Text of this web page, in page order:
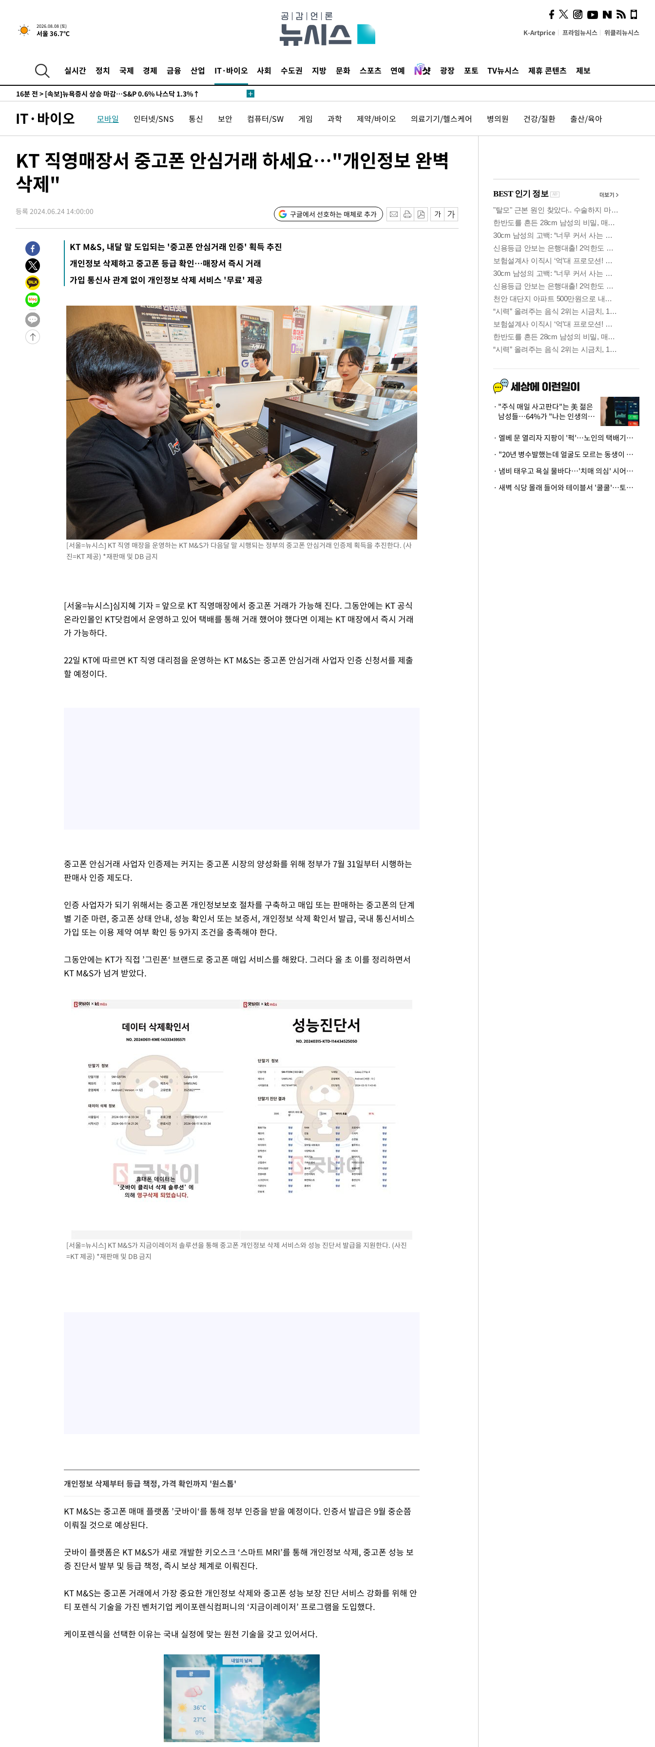
2026.08.08 (토)
서울 36.7℃ K-Artprice 프라임뉴시스 위클리뉴시스
실시간 정치 국제 경제 금융 산업 IT·바이오 사회 수도권 지방 문화 스포츠 연예 광장 포토 TV뉴시스 제휴 콘텐츠 제보
-25503초 전 >여수 오동도 해상서 모터보트 전복…1명 사망·1명 실종
-21730초 전 >극한폭염 한풀 꺾이지만…'낮 최고 35도' 무더위, 열대야 계속[다음
-17265초 전 >
[속보]'압수수색·성접대 논란' 축구협회 "실망과 걱정 안겨드려 죄
-5886초 전 >
16분 전 > [속보]뉴욕증시 상승 마감…S&P 0.6% 나스닥 1.3%↑
-28613초 전 > 선재도서 해루질 나섰다 실종 60대, 닷새 만에 숨진 채 발견
-26147초 전 >남자 농구, 나고야 아시안게임서 '홈팀' 일본과 한일전
-21750초 전 >극한폭염 한풀 꺾이지만…'낮 최고 35도' 무더위, 열대야 계속[다음
주 날씨]
-18768초 전 >축구협회 "압수수색·성접대 논란 사과…쇄신의 기회로 삼겠다"
-17285초 전 >
16분 전 > [속보]뉴욕증시 상승 마감…S&P 0.6% 나스닥 1.3%↑
IT·바이오 모바일 인터넷/SNS 통신 보안 컴퓨터/SW 게임 과학 제약/바이오 의료기기/헬스케어 병의원 건강/질환 출산/육아
KT 직영매장서 중고폰 안심거래 하세요…"개인정보 완벽
삭제"
등록 2024.06.24 14:00:00 구글에서 선호하는 매체로 추가
KT M&S, 내달 말 도입되는 '중고폰 안심거래 인증' 획득 추진
개인정보 삭제하고 중고폰 등급 확인…매장서 즉시 거래
가입 통신사 관계 없이 개인정보 삭제 서비스 '무료' 제공
[서울=뉴시스] KT 직영 매장을 운영하는 KT M&S가 다음달 말 시행되는 정부의 중고폰 안심거래 인증제 획득을 추진한다. (사
진=KT 제공) *재판매 및 DB 금지
[서울=뉴시스]심지혜 기자 = 앞으로 KT 직영매장에서 중고폰 거래가 가능해 진다. 그동안에는 KT 공식
온라인몰인 KT닷컴에서 운영하고 있어 택배를 통해 거래 했어야 했다면 이제는 KT 매장에서 즉시 거래
가 가능하다.
22일 KT에 따르면 KT 직영 대리점을 운영하는 KT M&S는 중고폰 안심거래 사업자 인증 신청서를 제출
할 예정이다.
중고폰 안심거래 사업자 인증제는 커지는 중고폰 시장의 양성화를 위해 정부가 7월 31일부터 시행하는
판매사 인증 제도다.
인증 사업자가 되기 위해서는 중고폰 개인정보보호 절차를 구축하고 매입 또는 판매하는 중고폰의 단계
별 기준 마련, 중고폰 상태 안내, 성능 확인서 또는 보증서, 개인정보 삭제 확인서 발급, 국내 통신서비스
가입 또는 이용 제약 여부 확인 등 9가지 조건을 충족해야 한다.
그동안에는 KT가 직접 ’그린폰‘ 브랜드로 중고폰 매입 서비스를 해왔다. 그러다 올 초 이를 정리하면서
KT M&S가 넘겨 받았다.
[서울=뉴시스] KT M&S가 지금이레이저 솔루션을 통해 중고폰 개인정보 삭제 서비스와 성능 진단서 발급을 지원한다. (사진
=KT 제공) *재판매 및 DB 금지
개인정보 삭제부터 등급 책정, 가격 확인까지 '원스톱'
KT M&S는 중고폰 매매 플랫폼 ’굿바이‘를 통해 정부 인증을 받을 예정이다. 인증서 발급은 9월 중순쯤
이뤄질 것으로 예상된다.
굿바이 플랫폼은 KT M&S가 새로 개발한 키오스크 ‘스마트 MRI’를 통해 개인정보 삭제, 중고폰 성능 보
증 진단서 발부 및 등급 책정, 즉시 보상 체계로 이뤄진다.
KT M&S는 중고폰 거래에서 가장 중요한 개인정보 삭제와 중고폰 성능 보장 진단 서비스 강화를 위해 안
티 포렌식 기술을 가진 벤처기업 케이포렌식컴퍼니의 ‘지금이레이저’ 프로그램을 도입했다.
케이포렌식을 선택한 이유는 국내 실정에 맞는 원천 기술을 갖고 있어서다.
사이 해답 찾았죠"…알을
깨고 나온 '초자아'
"주식 매일 사고판다"는 美 젊은
남성들…64%가 "나는 인생의
· 엘베 문 열리자 지팡이 '퍽'…노인의 택배기사 폭행 이유
· "20년 병수발했는데 얼굴도 모르는 동생이 유산 절반을"…배다른 형제 상속권 있을까
· 냄비 태우고 욕실 물바다…'치매 의심' 시어머니 검사 권유했다가 '날벼락'
· 새벽 식당 몰래 들어와 테이블서 '쿨쿨'…토사물 남기고 사라진 남성